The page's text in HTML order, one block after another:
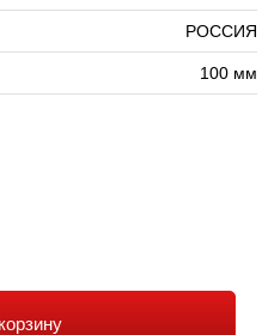
РОССИЯ
100 мм